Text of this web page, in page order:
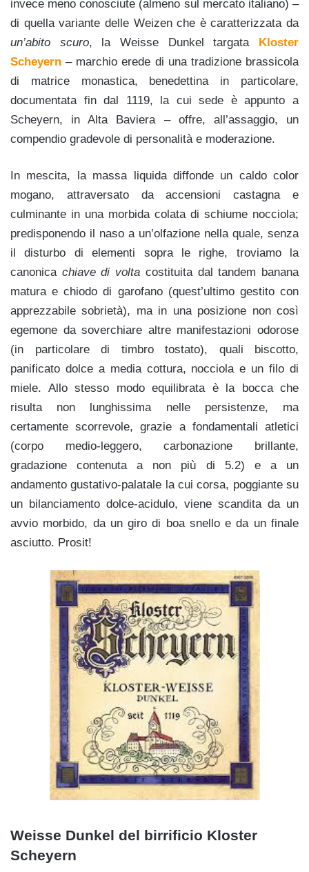
invece meno conosciute (almeno sul mercato italiano) –
di quella variante delle Weizen che è caratterizzata da
un’abito scuro, la Weisse Dunkel targata
Kloster
Scheyern – marchio erede di una tradizione brassicola
di matrice monastica, benedettina in particolare,
documentata fin dal 1119, la cui sede è appunto a
Scheyern, in Alta Baviera – offre, all’assaggio, un
compendio gradevole di personalità e moderazione.
In mescita, la massa liquida diffonde un caldo color
mogano, attraversato da accensioni castagna e
culminante in una morbida colata di schiume nocciola;
predisponendo il naso a un’olfazione nella quale, senza
il disturbo di elementi sopra le righe, troviamo la
canonica chiave di volta costituita dal tandem banana
matura e chiodo di garofano (quest’ultimo gestito con
apprezzabile sobrietà), ma in una posizione non così
egemone da soverchiare altre manifestazioni odorose
(in particolare di timbro tostato), quali biscotto,
panificato dolce a media cottura, nocciola e un filo di
miele. Allo stesso modo equilibrata è la bocca che
risulta non lunghissima nelle persistenze, ma
certamente scorrevole, grazie a fondamentali atletici
(corpo medio-leggero, carbonazione brillante,
gradazione contenuta a non più di 5.2) e a un
andamento gustativo-palatale la cui corsa, poggiante su
un bilanciamento dolce-acidulo, viene scandita da un
avvio morbido, da un giro di boa snello e da un finale
asciutto. Prosit!
Weisse Dunkel del birrificio Kloster
Scheyern